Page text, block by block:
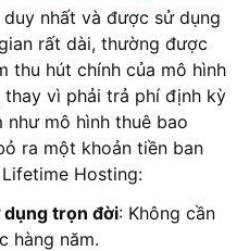
nhất và được sử dụng
rất dài, thường được
thu hút chính của mô hình
thay vì phải trả phí định kỳ
như mô hình thuê bao
ra một khoản tiền ban
Hosting:
dụng trọn đời: Không cần
hàng năm.